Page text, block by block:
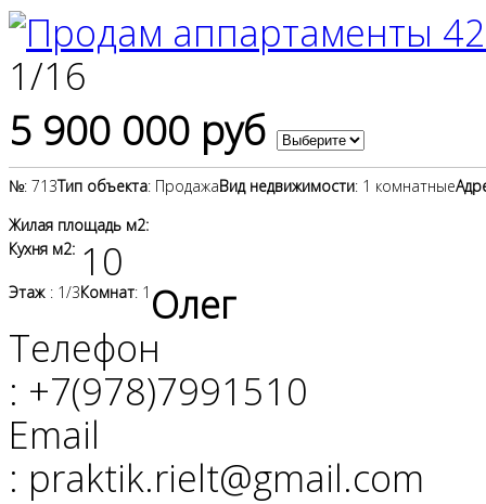
1/16
5 900 000 руб
№: 713Тип объекта: ПродажаВид недвижимости: 1 комнатные
Жилая площадь м2:
Кухня м2: 10
Этаж : 1/3Комнат: 1 Олег
Телефон
: +7(978)7991510
Email
: praktik.rielt@gmail.com